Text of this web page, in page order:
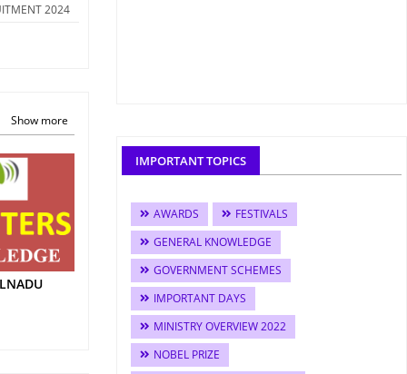
2024
Show more
IMPORTANT TOPICS
AWARDS
FESTIVALS
GENERAL KNOWLEDGE
GOVERNMENT SCHEMES
IMPORTANT DAYS
MINISTRY OVERVIEW 2022
NOBEL PRIZE